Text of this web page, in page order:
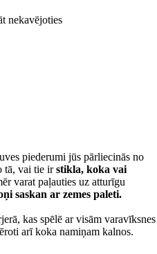
nekavējoties
piederumi jūs pārliecinās no
tā, vai tie irstikla, koka vai
varat paļauties uz atturīgu
saskan ar zemes paleti.
kas spēlē ar visām varavīksnes
arī koka namiņam kalnos.